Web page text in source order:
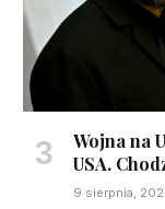
Wojna na
USA.
9 sierpnia,